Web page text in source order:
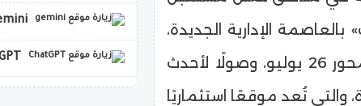
الإدارية الجديدة،
مرورًا بمشروع مول «أنيكس26» على محور 26 يوليو، وصولًا لأحدث
والتي تُعد موقعًا استثماريًا